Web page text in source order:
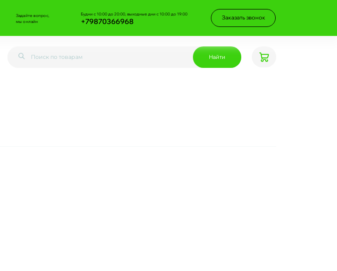
Задайте вопрос,
мы онлайн
Будни с 10:00 до 20:00, выходные дни с 10:00 до 19:00
+79870366968 Заказать звонок
Найти